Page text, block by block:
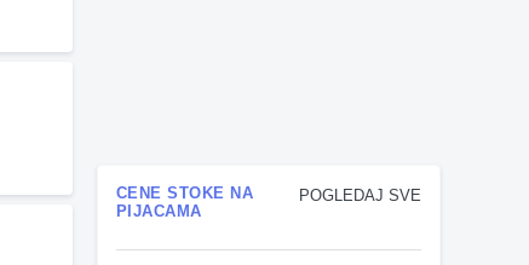
POGLEDAJ SVE
CENE STOKE NA
PIJACAMA